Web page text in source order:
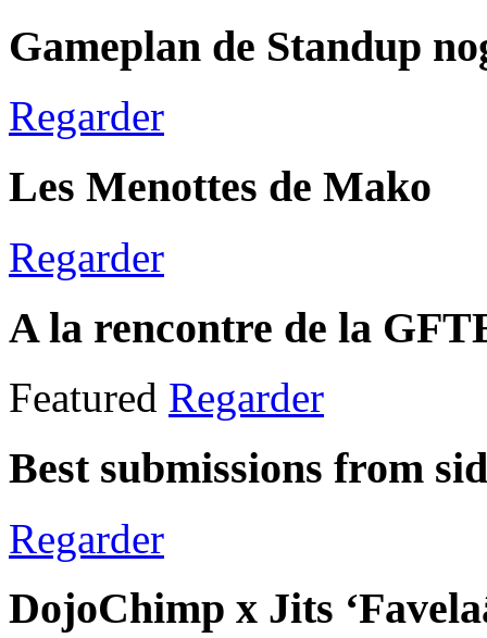
Gameplan de Standup
Regarder
Les Menottes de Mako
Regarder
A la rencontre de la
Featured Regarder
Best submissions from
Regarder
DojoChimp x Jits